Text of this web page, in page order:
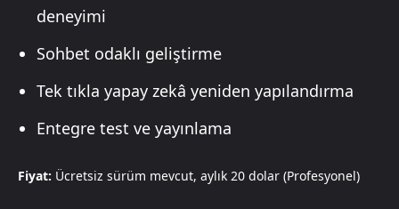
deneyimi
Sohbet odaklı geliştirme
Tek tıkla yapay zekâ yeniden yapılandırma
Entegre test ve yayınlama
Fiyat: Ücretsiz sürüm mevcut, aylık 20 dolar (Profesyonel)